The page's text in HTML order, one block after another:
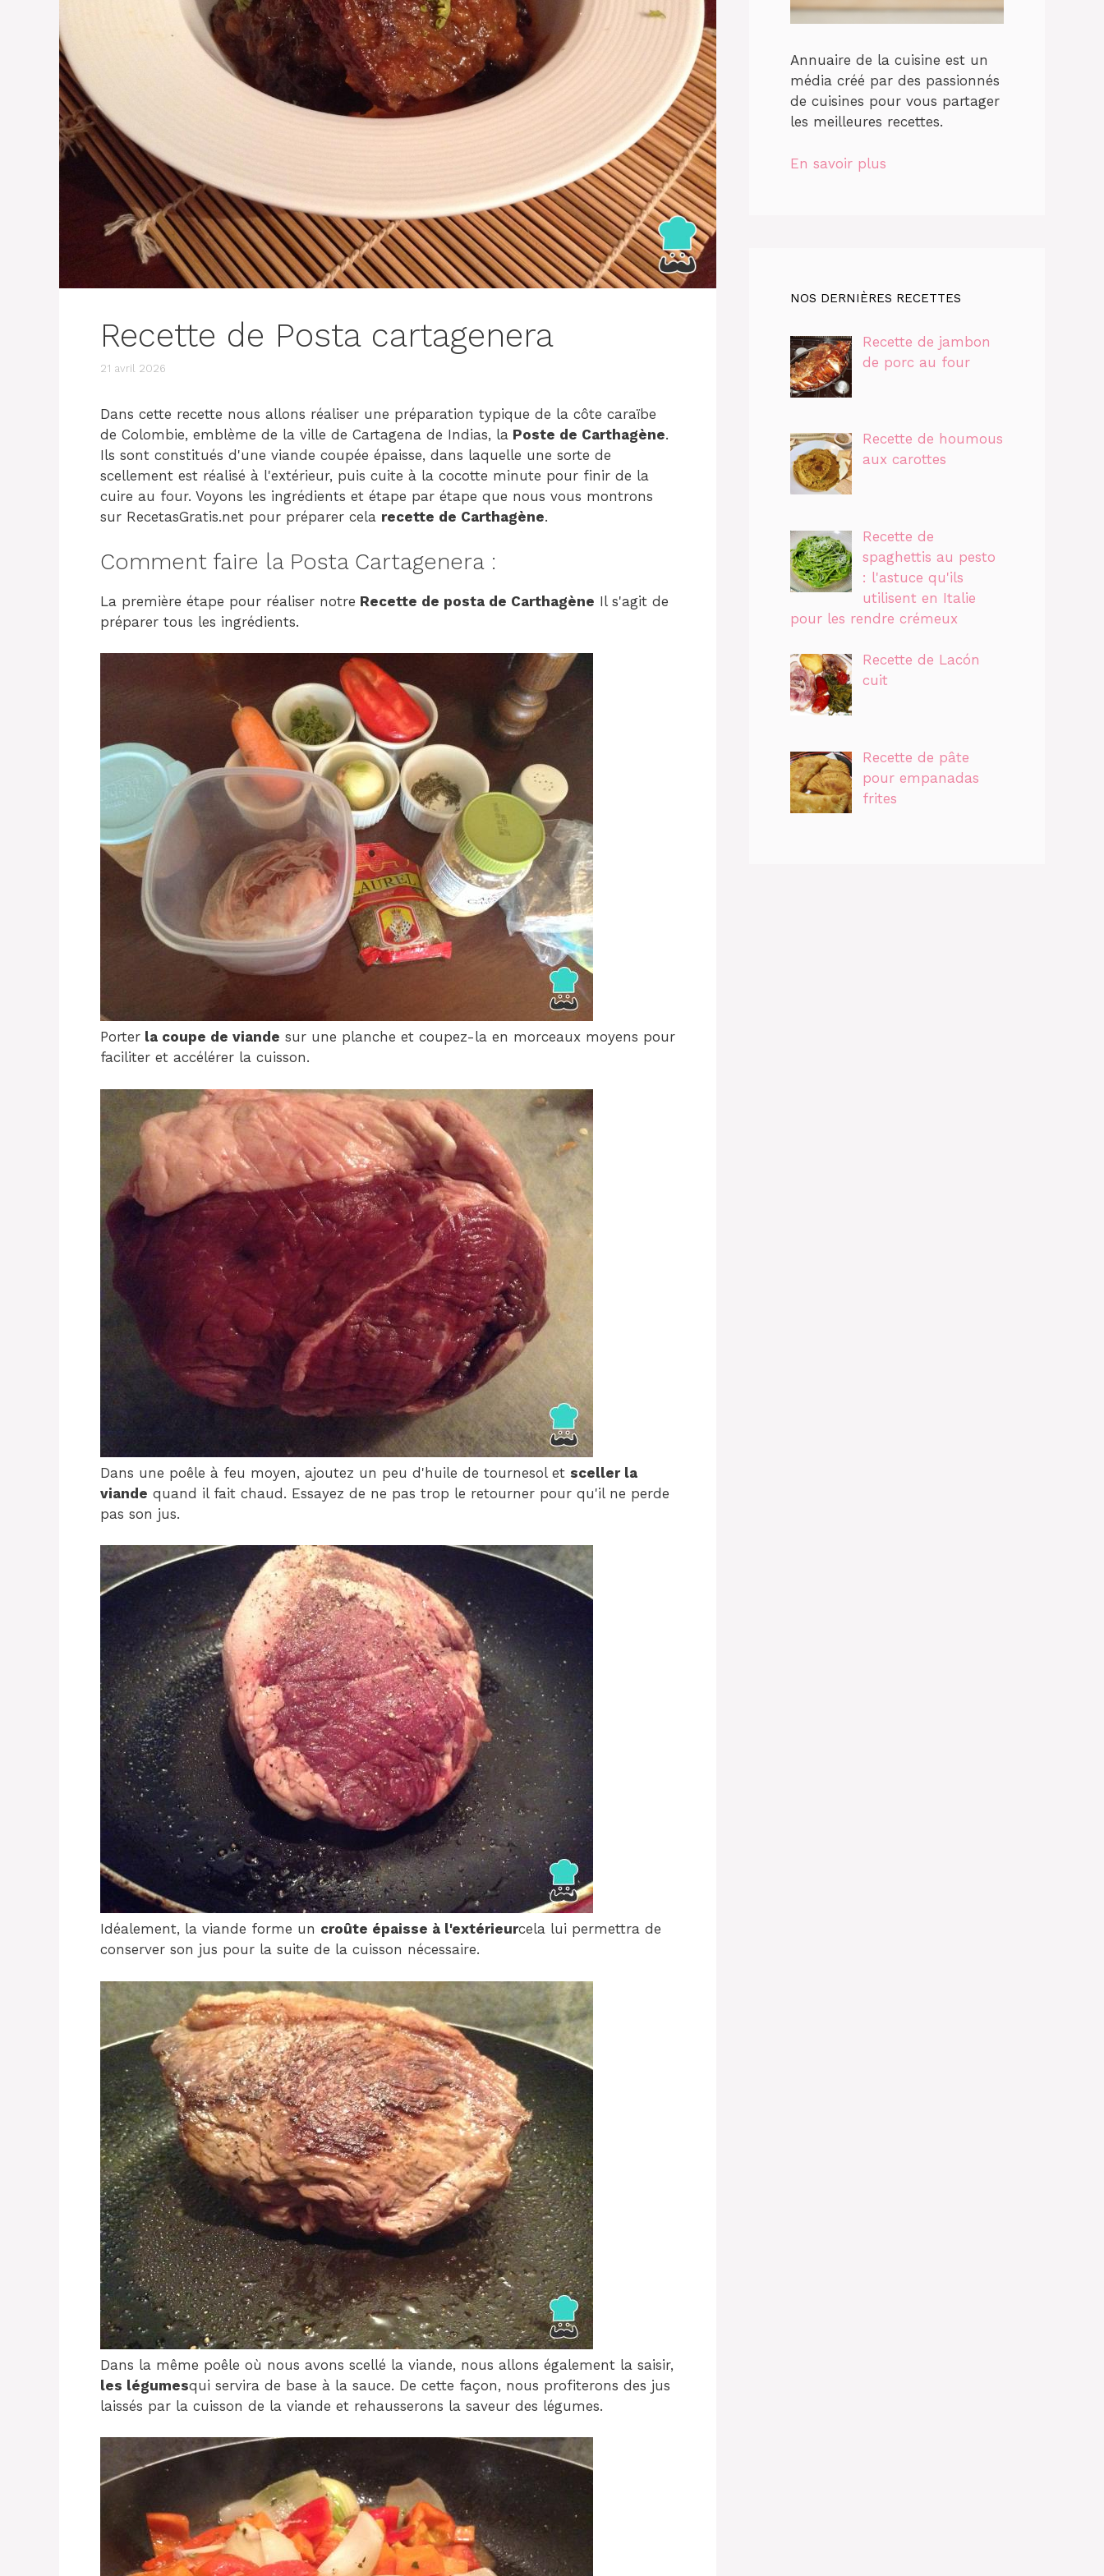
Recette de Posta cartagenera
21 avril 2026
Dans cette recette nous allons réaliser une préparation typique de la côte caraïbe
de Colombie, emblème de la ville de Cartagena de Indias, la Poste de Carthagène.
Ils sont constitués d'une viande coupée épaisse, dans laquelle une sorte de
scellement est réalisé à l'extérieur, puis cuite à la cocotte minute pour finir de la
cuire au four. Voyons les ingrédients et étape par étape que nous vous montrons
sur RecetasGratis.net pour préparer cela recette de Carthagène.
Comment faire la Posta Cartagenera :
La première étape pour réaliser notre Recette de posta de Carthagène Il s'agit de
préparer tous les ingrédients.
Porter la coupe de viande sur une planche et coupez-la en morceaux moyens pour
faciliter et accélérer la cuisson.
Dans une poêle à feu moyen, ajoutez un peu d'huile de tournesol et sceller la
viande quand il fait chaud. Essayez de ne pas trop le retourner pour qu'il ne perde
pas son jus.
Idéalement, la viande forme un croûte épaisse à l'extérieurcela lui permettra de
conserver son jus pour la suite de la cuisson nécessaire.
Dans la même poêle où nous avons scellé la viande, nous allons également la saisir,
les légumesqui servira de base à la sauce. De cette façon, nous profiterons des jus
laissés par la cuisson de la viande et rehausserons la saveur des légumes.
Annuaire de la cuisine est un
média créé par des passionnés
de cuisines pour vous partager
les meilleures recettes.
En savoir plus
NOS DERNIÈRES RECETTES
Recette de jambon
de porc au four
Recette de houmous
aux carottes
Recette de
spaghettis au pesto
: l'astuce qu'ils
utilisent en Italie
pour les rendre crémeux
Recette de Lacón
cuit
Recette de pâte
pour empanadas
frites